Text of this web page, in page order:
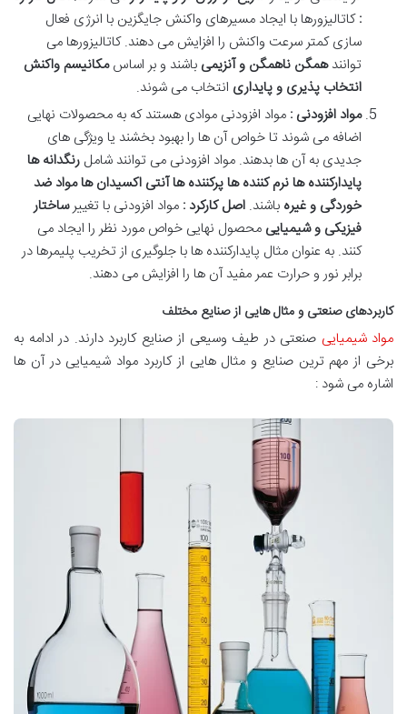
:کاتالیزورها با ایجاد مسیرهای واکنش جایگزین با انرژی فعال
سازی کمتر سرعت واکنش را افزایش می دهند. کاتالیزورها می
توانندهمگن ناهمگن و آنزیمی باشند و بر اساسمکانیسم واکنش
انتخاب پذیری و پایداری انتخاب می شوند.
مواد افزودنی : مواد افزودنی موادی هستند که به محصولات نهایی
اضافه می شوند تا خواص آن ها را بهبود بخشند یا ویژگی های
جدیدی به آن ها بدهند. مواد افزودنی می توانند شامل رنگدانه ها
پایدارکننده ها نرم کننده ها پرکننده ها آنتی اکسیدان ها مواد ضد
خوردگی و غیره باشند. اصل کارکرد : مواد افزودنی با تغییرساختار
فیزیکی و شیمیایی محصول نهایی خواص مورد نظر را ایجاد می
کنند. به عنوان مثال پایدارکننده ها با جلوگیری از تخریب پلیمرها در
برابر نور و حرارت عمر مفید آن ها را افزایش می دهند.
کاربردهای صنعتی و مثال هایی از صنایع مختلف
مواد شیمیایی صنعتی در طیف وسیعی از صنایع کاربرد دارند. در ادامه به
برخی از مهم ترین صنایع و مثال هایی از کاربرد مواد شیمیایی در آن ها
اشاره می شود :